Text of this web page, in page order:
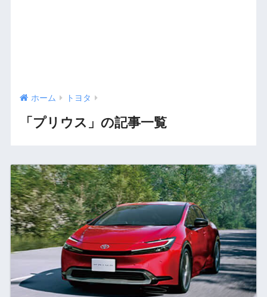
ホーム トヨタ
「プリウス」の記事一覧